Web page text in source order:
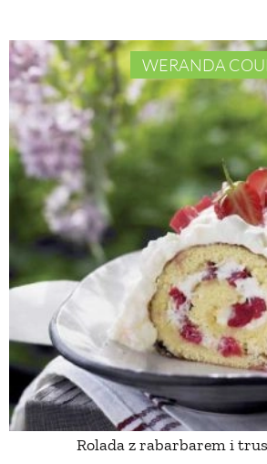
WERANDA
Rolada z rabarbarem i